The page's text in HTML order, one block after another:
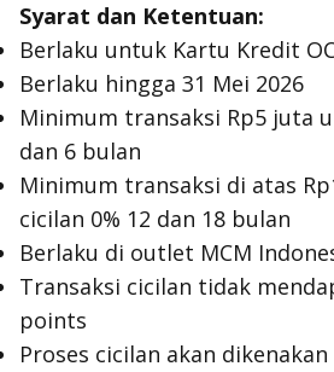
Syarat dan Ketentuan:
Berlaku untuk Kartu Kredit
Berlaku hingga 31 Mei 2026
Minimum transaksi Rp5 juta
dan 6 bulan
Minimum transaksi di atas
cicilan 0% 12 dan 18 bulan
Berlaku di outlet MCM
Transaksi cicilan tidak
points
Proses cicilan akan dikenakan